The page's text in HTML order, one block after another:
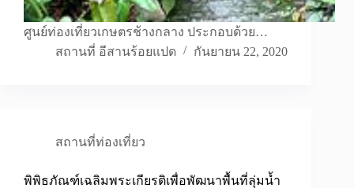
ศูนย์ท่องเที่ยวเกษตรช้างกลาง ประกอบด้วย…
สถานที่ อีสานร้อยแปด
กันยายน 22, 2020
สถานที่ท่องเที่ยว
พิพิธภัณฑ์เฉลิมพระเกียรติเพื่อพัฒนาพื้นที่ลุ่มน้ำ